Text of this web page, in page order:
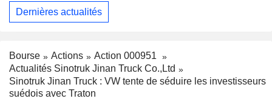
Dernières actualités
Bourse Actions
Action 000951
Actualités Sinotruk Jinan Truck Co.,Ltd
Sinotruk Jinan Truck : VW tente de séduire les investisseurs
suédois avec Traton